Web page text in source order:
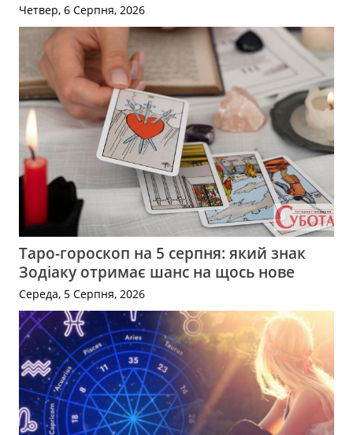
Четвер, 6 Серпня, 2026
Таро-гороскоп на 5 серпня: який знак
Зодіаку отримає шанс на щось нове
Середа, 5 Серпня, 2026